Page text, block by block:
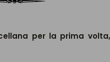
per la prima